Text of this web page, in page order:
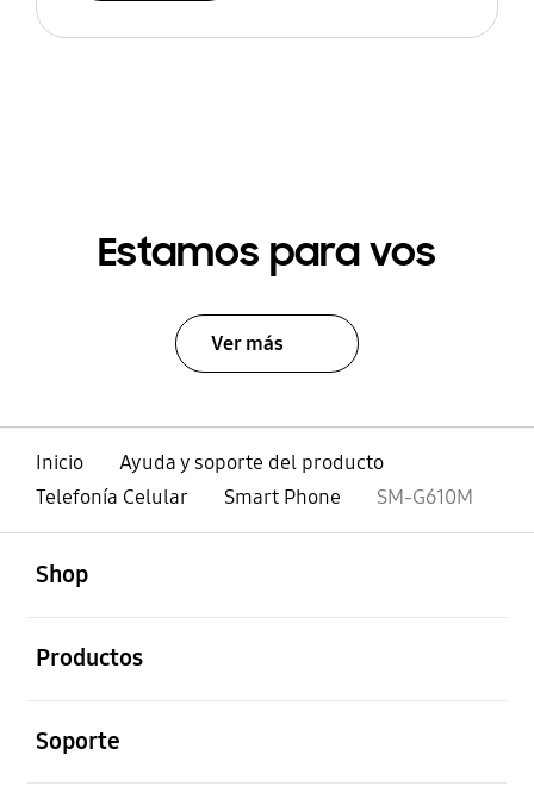
Estamos para vos
Ver más
Inicio
Ayuda y soporte del producto
Telefonía Celular
Smart Phone SM-G610M
Shop
Productos
Soporte